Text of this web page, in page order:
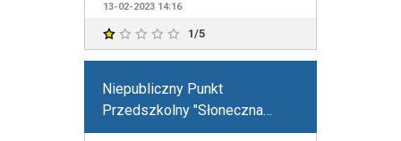
13-02-2023 14:16
1/5
Niepubliczny Punkt
Przedszkolny "Słoneczna
Kraina"